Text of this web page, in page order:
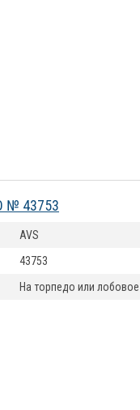
№ 43753
AVS
43753
На торпедо или лобовое